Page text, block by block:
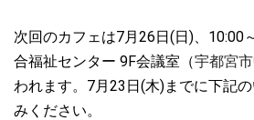
次回のカフェは7月26日(日)、10:00
合福祉センター 9F会議室（宇都宮
われます。7月23日(木)までに下記
みください。